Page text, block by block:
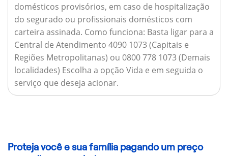
domésticos provisórios, em caso de hospitalização
do segurado ou profissionais domésticos com
carteira assinada. Como funciona: Basta ligar para a
Central de Atendimento 4090 1073 (Capitais e
Regiões Metropolitanas) ou 0800 778 1073 (Demais
localidades) Escolha a opção Vida e em seguida o
serviço que deseja acionar.
Proteja você e sua família pagando um preço